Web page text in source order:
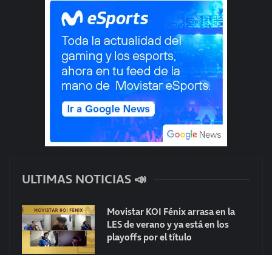
ULTIMAS NOTICIAS 📣
Movistar KOI Fénix arrasa en la
LES de verano y ya está en los
playoffs por el título